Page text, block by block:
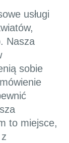
usługi
Nasza
sobie
to miejsce,